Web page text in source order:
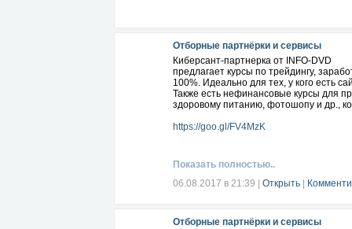
Отборные партнёрки и сервисы
Киберсант-партнерка от INFO-DVD
предлагает курсы по трейдингу,
100%. Идеально для тех, у кого есть
Также есть нефинансовые курсы для
здоровому питанию, фотошопу и др.,
https://goo.gl/FV4MzK
Показать полностью..
06.08.2017 в 21:39
Открыть
Отборные партнёрки и сервисы